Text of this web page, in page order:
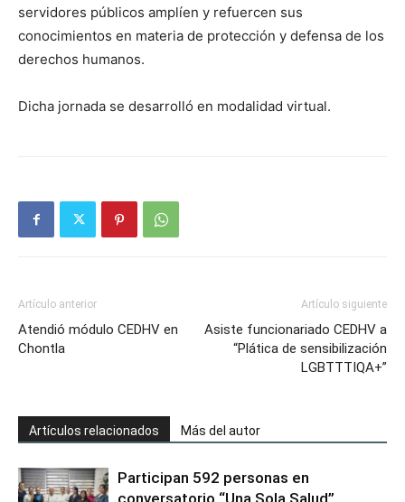
servidores públicos amplíen y refuercen sus
conocimientos en materia de protección y defensa de los
derechos humanos.
Dicha jornada se desarrolló en modalidad virtual.
Artículo anterior
Atendió módulo CEDHV en
Chontla
Artículo siguiente
Asiste funcionariado CEDHV a
“Plática de sensibilización
LGBTTTIQA+”
Artículos relacionados Más del autor
Participan 592 personas en